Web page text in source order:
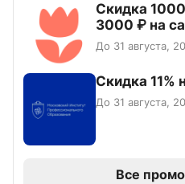
Скидка
3000 ₽ на
До 31 августа,
Скидка 11%
До 31 августа,
Все